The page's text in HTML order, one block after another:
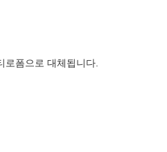
로폼으로 대체됩니다.